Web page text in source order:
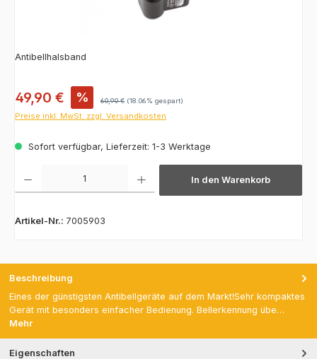
Antibellhalsband
Verkaufspreis:
49,90 € % Regulärer Preis:
60,90 € (18.06% gespart)
Preise inkl. MwSt. zzgl. Versandkosten
Sofort verfügbar, Lieferzeit: 1-3 Werktage
In den Warenkorb
Artikel-Nr.: 7005903
Beschreibung
Eines der günstigsten Antibellgeräte auf dem Markt!Sehr kompaktes
Gerät mit besonders einfacher Bedienung. Bellerkennung übe…
Mehr
Eigenschaften